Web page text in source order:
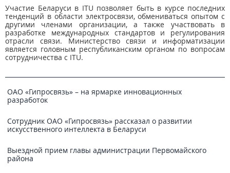
Участие Беларуси в ITU позволяет быть в курсе последних
тенденций в области электросвязи, обмениваться опытом с
другими членами организации, а также участвовать в
разработке международных стандартов и регулирования
отрасли связи. Министерство связи и информатизации
является головным республиканским органом по вопросам
сотрудничества с ITU.
ОАО «Гипросвязь» – на ярмарке инновационных
разработок
Сотрудник ОАО «Гипросвязь» рассказал о развитии
искусственного интеллекта в Беларуси
Выездной прием главы администрации Первомайского
района